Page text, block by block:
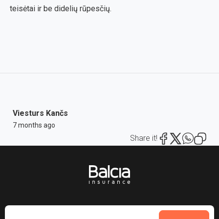
teisėtai ir be didelių rūpesčių.
Viesturs Kančs
7 months ago
Share it!